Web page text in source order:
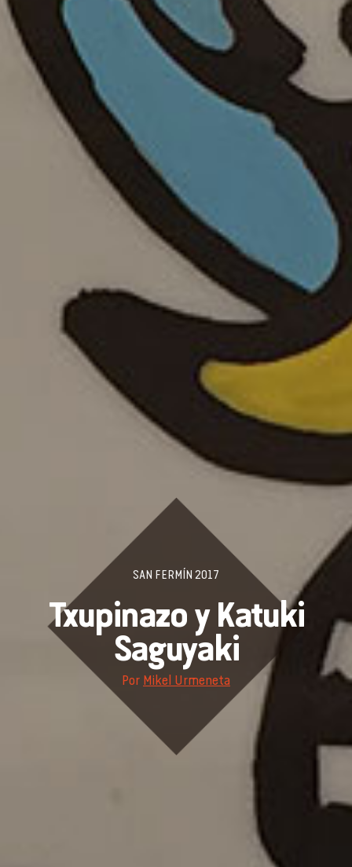
SAN FERMÍN 2017
Txupinazo y Katuki
Saguyaki
Por Mikel Urmeneta